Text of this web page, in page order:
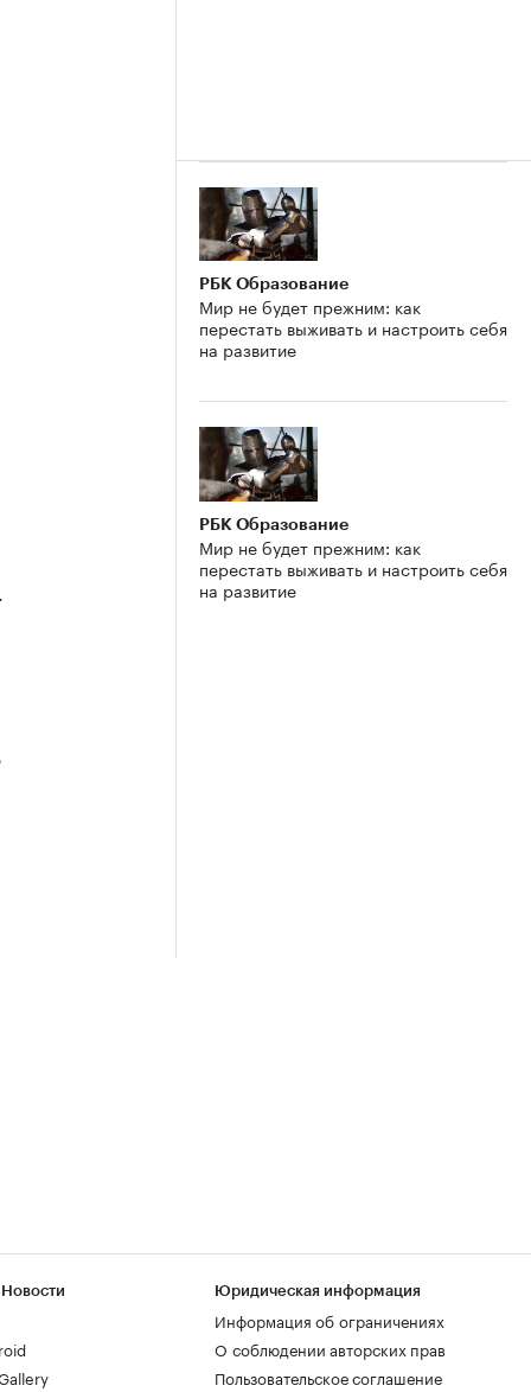
РБК Образование
Мир не будет прежним: как
перестать выживать и настроить себя
на развитие
РБК Образование
Мир не будет прежним: как
перестать выживать и настроить себя
на развитие
Юридическая информация
Информация об ограничениях
О соблюдении авторских прав
Пользовательское соглашение